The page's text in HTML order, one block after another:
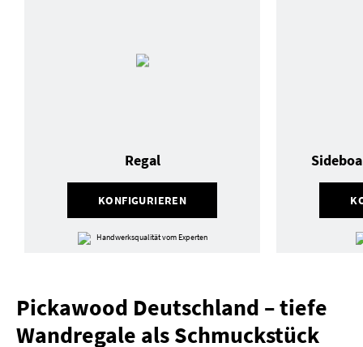
KONFIGURIEREN
Regal
Handwerksqualität vom Experten
Pickawood Deutschland – tiefe
Wandregale als Schmuckstück